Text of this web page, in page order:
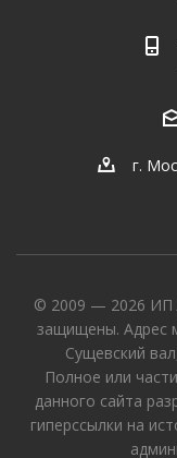
г.
© 2009 — 2026 ИП
защищены. Адрес
Сущевский
Полное или
данного сайта
гиперссылки на